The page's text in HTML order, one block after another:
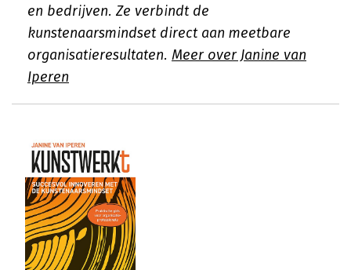
en bedrijven. Ze verbindt de
kunstenaarsmindset direct aan meetbare
organisatieresultaten. Meer over Janine van
Iperen